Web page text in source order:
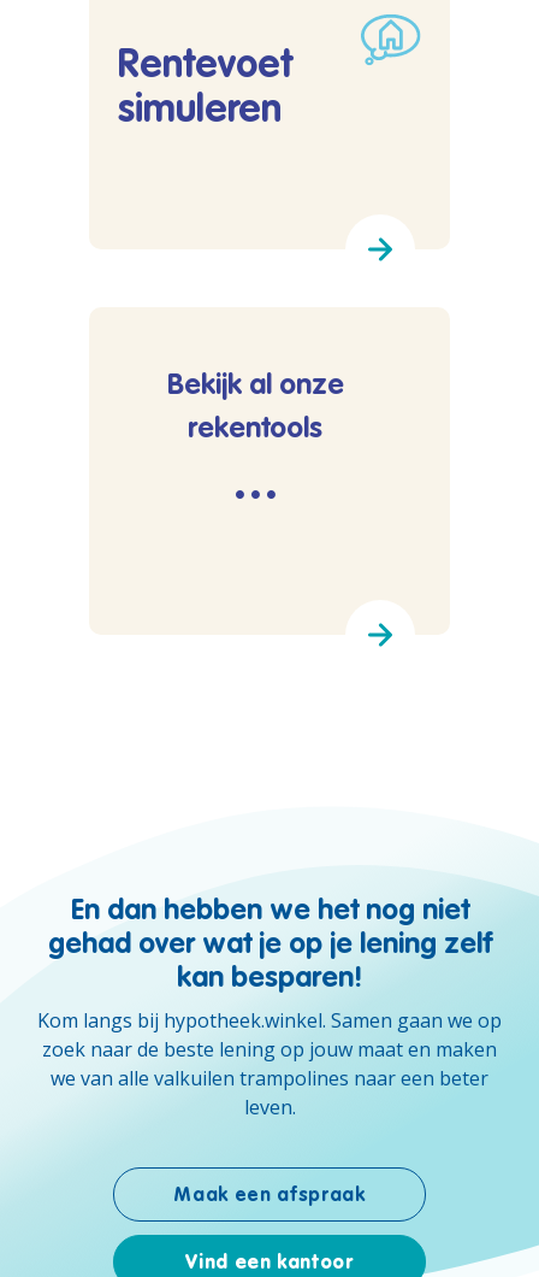
Rentevoet
simuleren
Bekijk al onze
rekentools
···
En dan hebben we het nog niet
gehad over wat je op je lening zelf
kan besparen!
Kom langs bij hypotheek.winkel. Samen gaan we op
zoek naar de beste lening op jouw maat en maken
we van alle valkuilen trampolines naar een beter
leven.
Maak een afspraak
Vind een kantoor